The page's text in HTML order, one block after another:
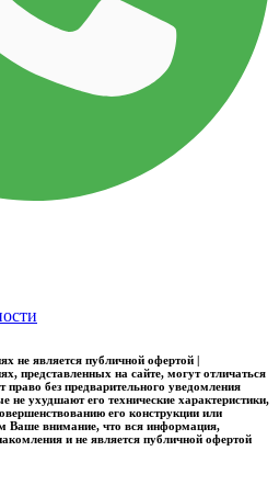
не является публичной офертой |
представленных на сайте, могут отличаться
право без предварительного уведомления
не ухудшают его технические характеристики,
его конструкции или
Ваше внимание, что вся информация,
и не является публичной офертой